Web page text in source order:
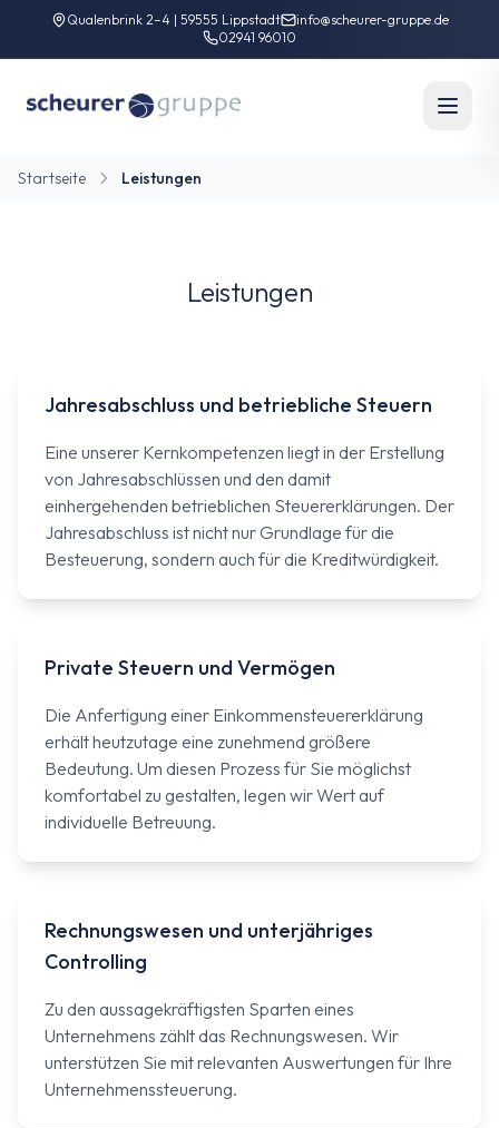
Qualenbrink 2–4 | 59555 Lippstadt
info@scheurer-gruppe.de
02941 96010
Startseite Leistungen
Leistungen
Jahresabschluss und betriebliche Steuern
Eine unserer Kernkompetenzen liegt in der Erstellung
von Jahresabschlüssen und den damit
einhergehenden betrieblichen Steuererklärungen. Der
Jahresabschluss ist nicht nur Grundlage für die
Besteuerung, sondern auch für die Kreditwürdigkeit.
Private Steuern und Vermögen
Die Anfertigung einer Einkommensteuererklärung
erhält heutzutage eine zunehmend größere
Bedeutung. Um diesen Prozess für Sie möglichst
komfortabel zu gestalten, legen wir Wert auf
individuelle Betreuung.
Rechnungswesen und unterjähriges
Controlling
Zu den aussagekräftigsten Sparten eines
Unternehmens zählt das Rechnungswesen. Wir
unterstützen Sie mit relevanten Auswertungen für Ihre
Unternehmenssteuerung.